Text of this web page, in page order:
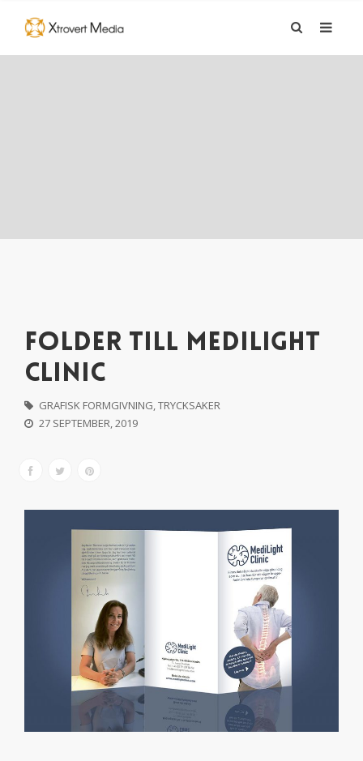
FOLDER TILL MEDILIGHT
CLINIC
GRAFISK FORMGIVNING,TRYCKSAKER
27 SEPTEMBER, 2019